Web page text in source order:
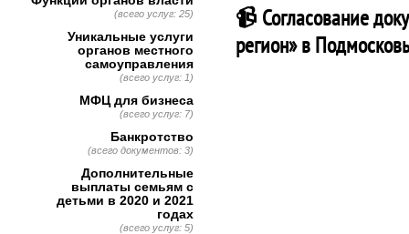
📹 Согласование
регион» в
(всего услуг: 25)
Уникальные услуги
органов местного
самоуправления
(всего услуг: 1)
МФЦ для бизнеса
(всего услуг: 7)
Банкротство
(всего документов: 3)
Дополнительные
выплаты семьям с
детьми в 2020 и 2021
годах
(всего услуг: 5)